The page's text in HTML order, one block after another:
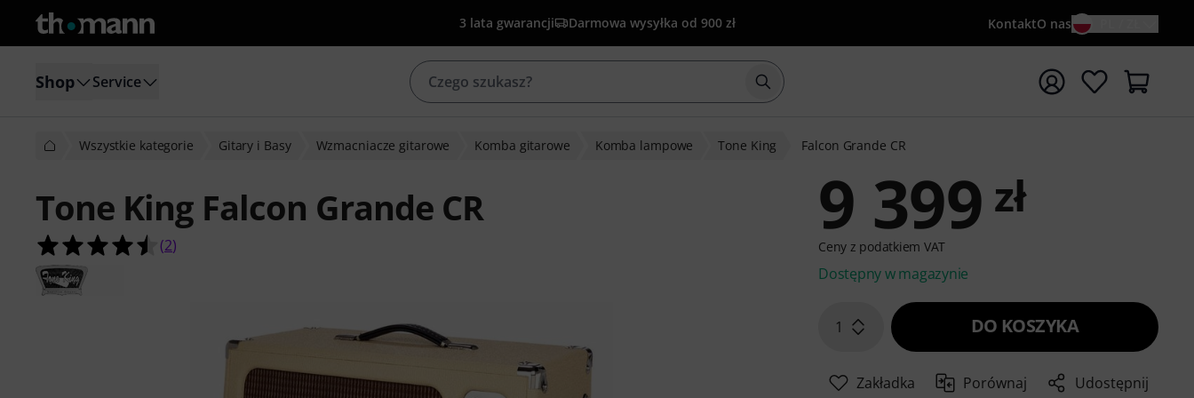
3 lata gwarancji Darmowa wysyłka od 900 zł KontaktO nas
Shop Service Rozpocznij wyszukiwanie od słowa kluczowego {searchTerm}
Wszystkie kategorie Gitary i Basy Wzmacniacze gitarowe Komba gitarowe Komba lampowe Tone King Falcon Grande CR
Tone King Falcon Grande CR
4.5 na 5 gwiazdek z 2 ocen klientów
(2) 9 399 zł
Ceny z podatkiem VAT
Dostępny w magazynie
1 DO KOSZYKA
Zakładka Porównaj Udostępnij